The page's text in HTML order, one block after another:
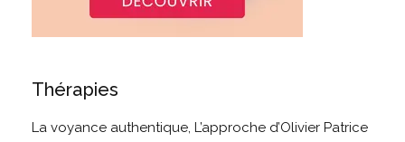
Thérapies
La voyance authentique, L’approche d’Olivier Patrice